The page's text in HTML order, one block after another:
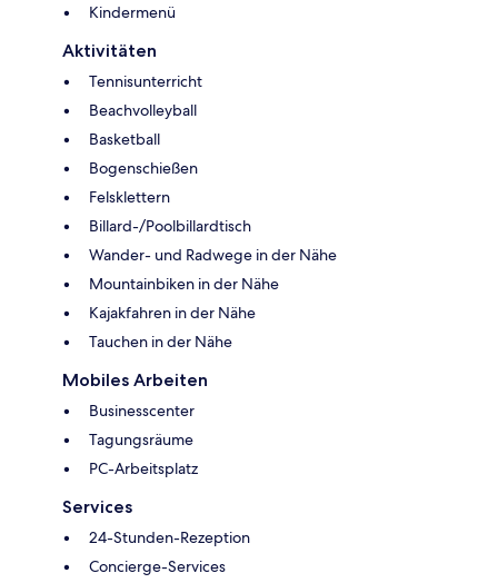
Kindermenü
Aktivitäten
Tennisunterricht
Beachvolleyball
Basketball
Bogenschießen
Felsklettern
Billard-/Poolbillardtisch
Wander- und Radwege in der Nähe
Mountainbiken in der Nähe
Kajakfahren in der Nähe
Tauchen in der Nähe
Mobiles Arbeiten
Businesscenter
Tagungsräume
PC-Arbeitsplatz
Services
24-Stunden-Rezeption
Concierge-Services